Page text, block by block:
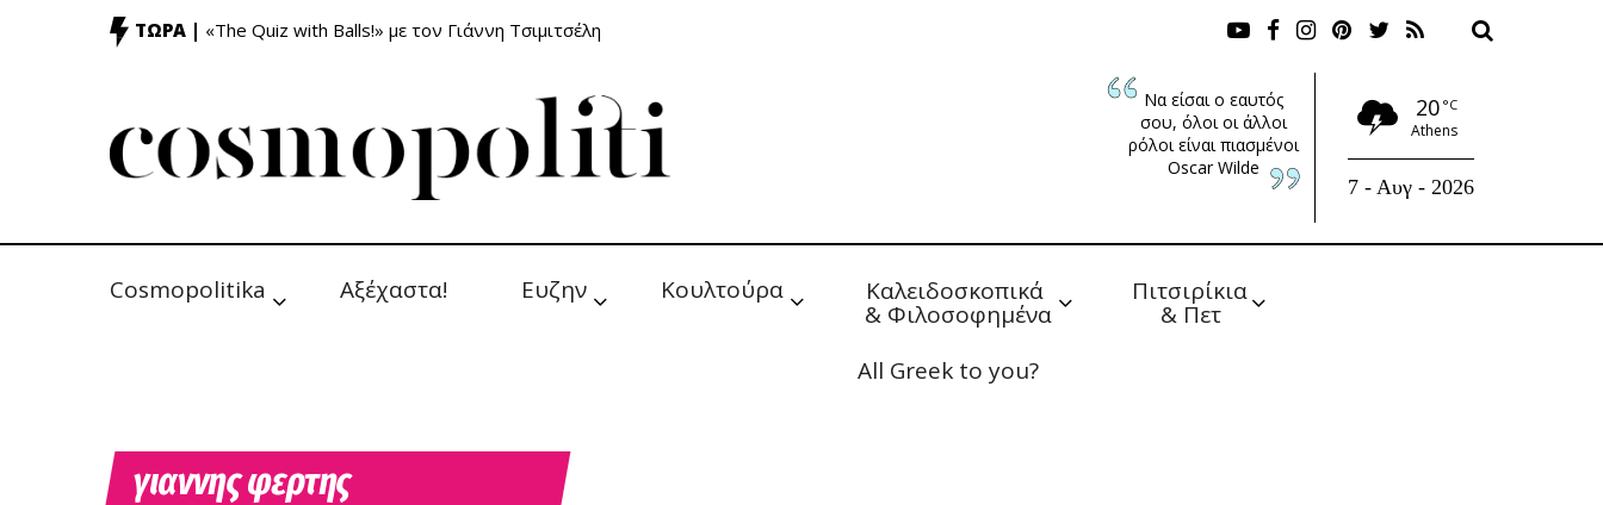
ΤΩΡΑ | «The Quiz with Balls!» με τον Γιάννη Τσιμιτσέλη
Να είσαι ο εαυτός
σου, όλοι οι άλλοι
ρόλοι είναι πιασμένοι
Oscar Wilde
20 °C
Athens
7 - Αυγ - 2026
Cosmopolitika Αξέχαστα! Ευζην Κουλτούρα Καλειδοσκοπικά
& Φιλοσοφημένα
Πιτσιρίκια
& Πετ
All Greek to you?
γιαννης φερτης